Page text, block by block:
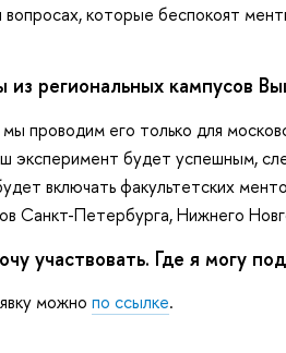
которые беспокоят
из региональных кампусов
проводим его только для
эксперимент будет успешным,
включать факультетских
Санкт-Петербурга, Нижнего
участвовать. Где я могу
можно по ссылке.